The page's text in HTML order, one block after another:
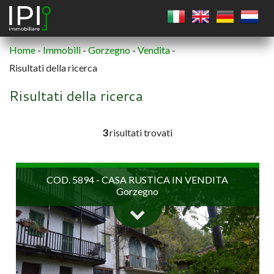
Home-Immobili-Gorzegno-Vendita-
Risultati della ricerca
Risultati della ricerca
3risultati trovati
COD. 5894 - CASA RUSTICA IN VENDITA
Gorzegno